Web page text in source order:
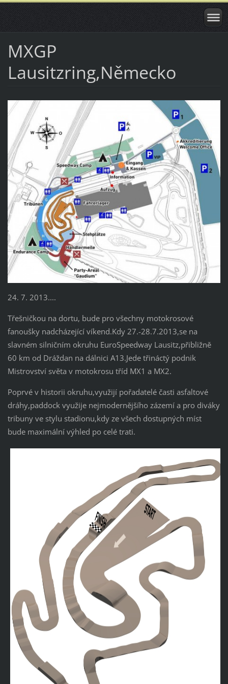
MXGP
Lausitzring,Německo
24. 7. 2013....
Třešničkou na dortu, bude pro všechny motokrosové
fanoušky nadcházející víkend.Kdy 27.-28.7.2013,se na
slavném silničním okruhu EuroSpeedway Lausitz,přibližně
60 km od Dráždan na dálnici A13.Jede třináctý podnik
Mistrovství světa v motokrosu tříd MX1 a MX2.
Poprvé v historii okruhu,využijí pořadatelé časti asfaltové
dráhy,paddock využije nejmodernějšího zázemí a pro diváky
tribuny ve stylu stadionu,kdy ze všech dostupných míst
bude maximální výhled po celé trati.